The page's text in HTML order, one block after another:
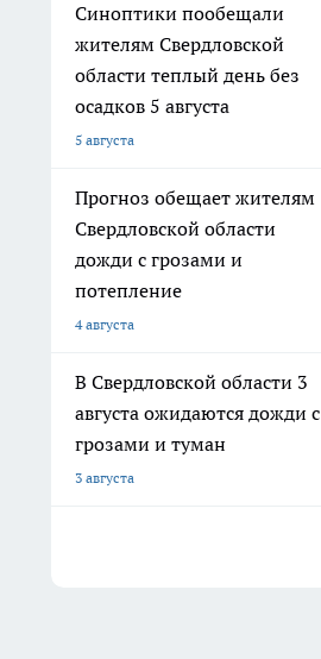
Синоптики пообещали
жителям Свердловской
области теплый день без
осадков 5 августа
5 августа
Прогноз обещает жителям
Свердловской области
дожди с грозами и
потепление
4 августа
В Свердловской области 3
августа ожидаются дожди с
грозами и туман
3 августа